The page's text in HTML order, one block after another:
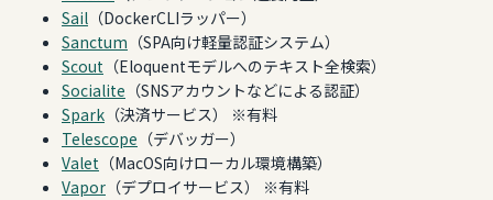
Sail （DockerCLIラッパー）
Sanctum （SPA向け軽量認証システム）
Scout （Eloquentモデルへのテキスト全検索）
Socialite （SNSアカウントなどによる認証）
Spark （決済サービス） ※有料
Telescope （デバッガー）
Valet （MacOS向けローカル環境構築）
Vapor （デプロイサービス） ※有料